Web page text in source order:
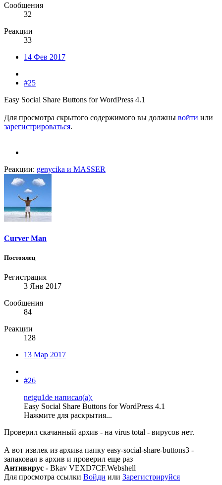
Сообщения
32
Реакции
33
14 Фев 2017
#25
Easy Social Share Buttons for WordPress 4.1
Для просмотра скрытого содержимого вы должны войти или
зарегистрироваться.
Реакции: genycika и MASSER
Curver Man
Постоялец
Регистрация
3 Янв 2017
Сообщения
84
Реакции
128
13 Мар 2017
#26
netgu1de написал(а):
Easy Social Share Buttons for WordPress 4.1
Нажмите для раскрытия...
Проверил скачанный архив - на virus total - вирусов нет.
А вот извлек из архива папку easy-social-share-buttons3 -
запаковал в архив и проверил еще раз
Антивирус - Bkav VEXD7CF.Webshell
Для просмотра ссылки Войди или Зарегистрируйся